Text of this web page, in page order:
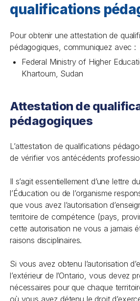
qualifications
Pour obtenir une attestation de
pédagogiques, communiquez avec :
Federal Ministry of Higher
Khartoum, Sudan
Attestation de
pédagogiques
L’attestation de qualifications
de vérifier vos antécédents
Il s’agit essentiellement d’une lettre
l’Éducation ou de l’organisme
que vous avez l’autorisation
territoire de compétence (pays,
cette autorisation ne vous a jamais
raisons disciplinaires.
Si vous avez obtenu l’autorisation
l’extérieur de l’Ontario, vous devez
nécessaires pour que chaque
où vous avez détenu le droit